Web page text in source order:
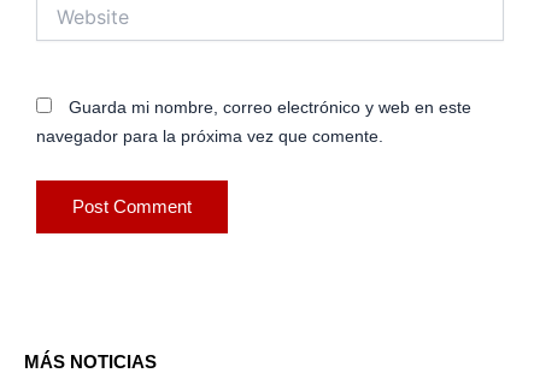
Guarda mi nombre, correo electrónico y web en este
navegador para la próxima vez que comente.
MÁS NOTICIAS